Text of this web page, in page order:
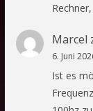
Marcel
6. Juni
Ist es